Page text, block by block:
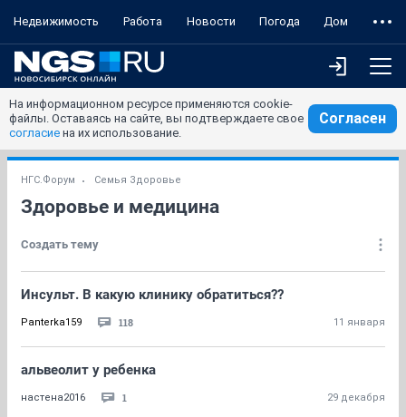
Недвижимость Работа Новости Погода Дом
На информационном ресурсе применяются cookie-
файлы. Оставаясь на сайте, вы подтверждаете свое
согласие на их использование.
Согласен
НГС.Форум Семья Здоровье
Здоровье и медицина
Создать тему
Инсульт. В какую клинику обратиться??
Panterka159 118 11 января
альвеолит у ребенка
настена2016 1 29 декабря